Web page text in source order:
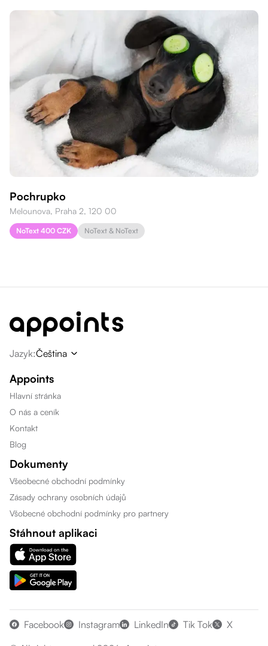
Pochrupko
Melounova, Praha 2, 120 00
NoText 400 CZK NoText & NoText
Jazyk:Čeština
Appoints
Hlavní stránka
O nás a ceník
Kontakt
Blog
Dokumenty
Všeobecné obchodní podmínky
Zásady ochrany osobních údajů
Všobecné obchodní podmínky pro partnery
Stáhnout aplikaci
Facebook Instagram LinkedIn Tik Tok
X